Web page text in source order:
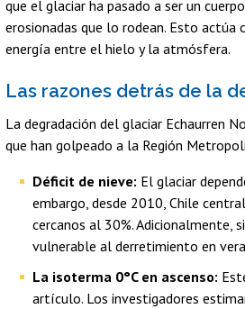
que el glaciar ha pasado a ser un
erosionadas que lo rodean. Esto
energía entre el hielo y la atmósfera.
Las razones detrás de la
La degradación del glaciar Echaurren
que han golpeado a la Región
Déficit de nieve: El glaciar
embargo, desde 2010, Chile
cercanos al 30%. Adicionalmente,
vulnerable al derretimiento en
La isoterma 0°C en ascenso:
artículo. Los investigadores